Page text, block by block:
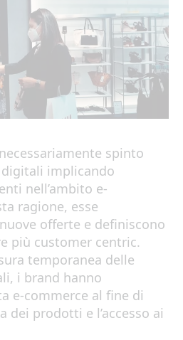
spinto
digitali implicando
nell’ambito e-
ragione, esse
offerte e definiscono
più customer centric.
temporanea delle
i brand hanno
e-commerce al fine di
dei prodotti e l’accesso ai